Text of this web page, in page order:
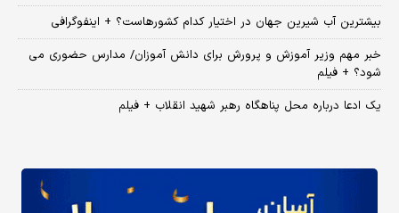
بیشترین آب شیرین جهان در اختیار کدام کشورهاست؟ + اینفوگرافی
خبر مهم وزیر آموزش و پرورش برای دانش آموزان/ مدارس حضوری می
شود؟ + فیلم
یک ادعا درباره محل پناهگاه‌ رهبر شهید انقلاب + فیلم